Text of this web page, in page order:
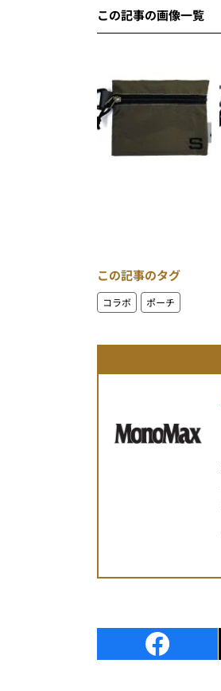
この記事の画像一覧
この記事のタグ
コラボ ポーチ